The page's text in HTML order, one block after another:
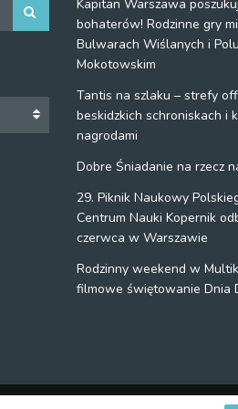
Kapitan Warszawa
bohaterów! Rodzinne gry
Bulwarach Wiślanych i Polu
Mokotowskim
Tantis na szlaku – strefy
beskidzkich schroniskach i
nagrodami
Dobre Śniadanie na rzecz
29. Piknik Naukowy
Centrum Nauki Kopernik
czerwca w Warszawie
Rodzinny weekend w
filmowe świętowanie Dnia